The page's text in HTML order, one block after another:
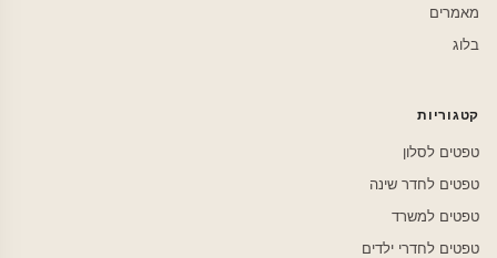
מאמרים
בלוג
קטגוריות
טפטים לסלון
טפטים לחדר שינה
טפטים למשרד
טפטים לחדרי ילדים